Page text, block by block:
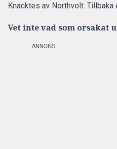
Knäcktes av Northvolt:
Vet inte vad som orsakat
ANNONS